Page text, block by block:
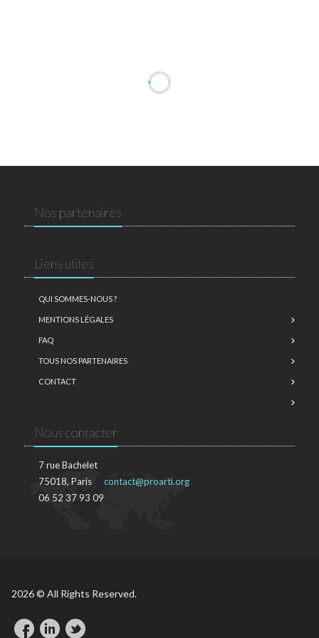
Nos partenaires
Liens utiles
QUI SOMMES-NOUS ?
MENTIONS LÉGALES
FAQ
TOUS NOS PARTENAIRES
CONTACT
Nous contacter
7 rue Bachelet
75018, Paris
06 52 37 93 09
contact@proarti.org
2026 © All Rights Reserved.